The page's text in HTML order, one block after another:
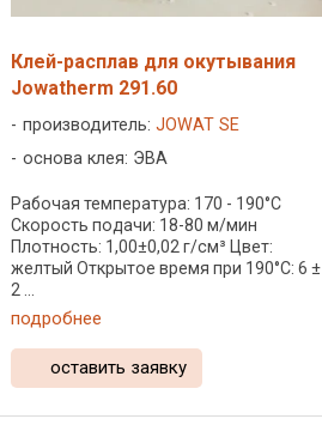
Клей-расплав для окутывания
Jowatherm 291.60
производитель:JOWAT SE
основа клея: ЭВА
Рабочая температура: 170 - 190°C
Скорость подачи: 18-80 м/мин
Плотность: 1,00±0,02 г/см³ Цвет:
желтый Открытое время при 190°C: 6 ±
2 ...
подробнее
оставить заявку